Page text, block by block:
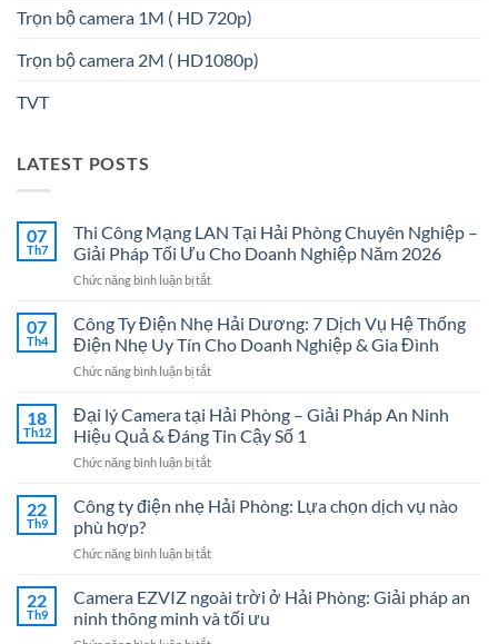
Trọn bộ camera 1M ( HD 720p)
Trọn bộ camera 2M ( HD1080p)
TVT
LATEST POSTS
07
Th7
Thi Công Mạng LAN Tại Hải Phòng Chuyên Nghiệp –
Giải Pháp Tối Ưu Cho Doanh Nghiệp Năm 2026
Chức năng bình luận bị tắtở
Công
Mạng
LAN
Tại
Phòng
Chuyên
–
Pháp
Cho
Nghiệp
Năm
07
Th4
Công Ty Điện Nhẹ Hải Dương: 7 Dịch Vụ Hệ Thống
Điện Nhẹ Uy Tín Cho Doanh Nghiệp & Gia Đình
Chức năng bình luận bị tắtở
Ty
Điện
Nhẹ
Hải
7
Hệ
Điện
Nhẹ
18
Th12
Đại lý Camera tại Hải Phòng – Giải Pháp An Ninh
Hiệu Quả & Đáng Tin Cậy Số 1
Chức năng bình luận bị tắtở
lý
Camera
Hải
–
Giải
22
Th9
Công ty điện nhẹ Hải Phòng: Lựa chọn dịch vụ nào
phù hợp?
Chức năng bình luận bị tắtở
điện
nhẹ
22
Th9
Camera EZVIZ ngoài trời ở Hải Phòng: Giải pháp an
ninh thông minh và tối ưu